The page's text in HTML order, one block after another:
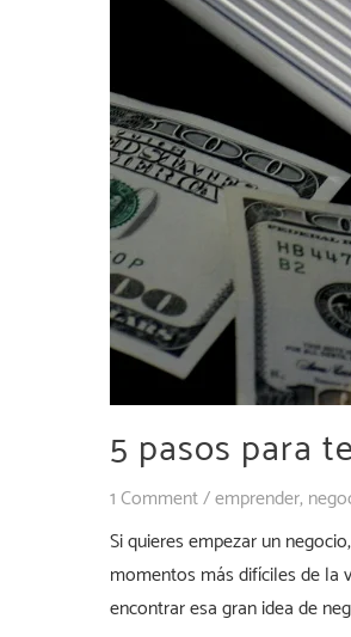
5 pasos para
1 Comment/emprender,
Si quieres empezar un
momentos más difíciles de la
encontrar esa gran idea de